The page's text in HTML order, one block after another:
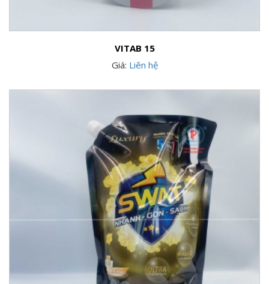
VITAB 15
Giá: Liên hệ